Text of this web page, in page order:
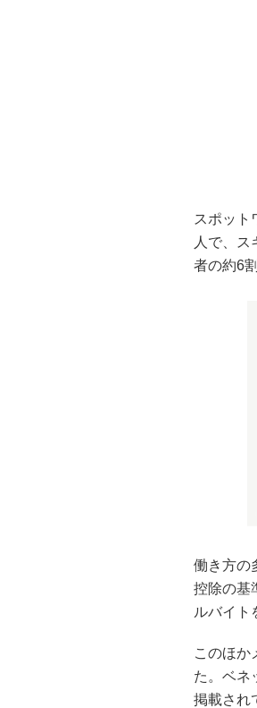
スポット
人で、
者の約6
働き方の
控除の基
ルバイト
このほか
た。ベネ
掲載され